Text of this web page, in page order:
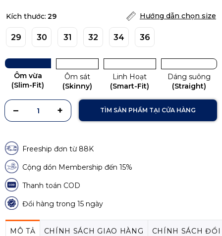
Kích thước: 29 Hướng dẫn chọn size
29 30 31 32 34 36
Ôm vừa
(Slim-Fit)
Ôm sát
(Skinny)
Linh Hoạt
(Smart-Fit)
Dáng suông
(Straight)
TÌM SẢN PHẨM TẠI CỬA HÀNG
Freeship đơn từ 88K
Cộng dồn Membership đến 15%
Thanh toán COD
Đổi hàng trong 15 ngày
MÔ TẢ CHÍNH SÁCH GIAO HÀNG CHÍNH SÁCH